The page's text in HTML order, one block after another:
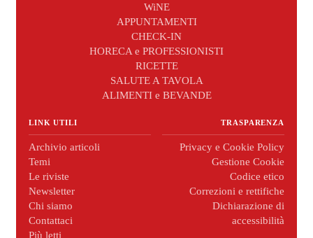
WiNE
APPUNTAMENTI
CHECK-IN
HORECA e PROFESSIONISTI
RICETTE
SALUTE A TAVOLA
ALIMENTI e BEVANDE
LINK UTILI
Archivio articoli
Temi
Le riviste
Newsletter
Chi siamo
Contattaci
Più letti
TRASPARENZA
Privacy e Cookie Policy
Gestione Cookie
Codice etico
Correzioni e rettifiche
Dichiarazione di
accessibilità